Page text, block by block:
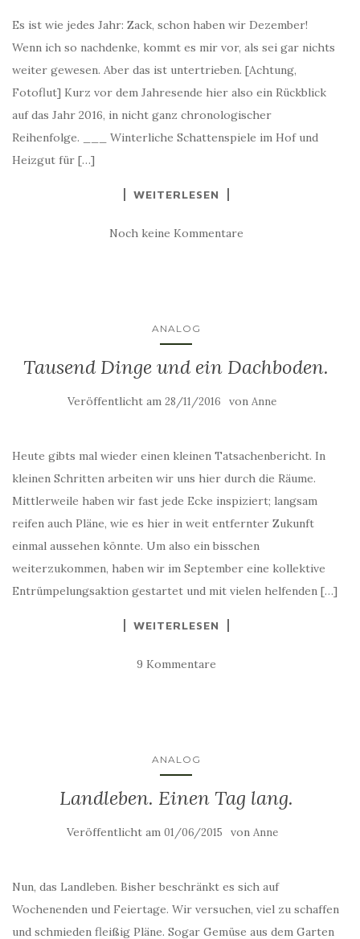
Es ist wie jedes Jahr: Zack, schon haben wir Dezember!
Wenn ich so nachdenke, kommt es mir vor, als sei gar nichts
weiter gewesen. Aber das ist untertrieben. [Achtung,
Fotoflut] Kurz vor dem Jahresende hier also ein Rückblick
auf das Jahr 2016, in nicht ganz chronologischer
Reihenfolge. ___ Winterliche Schattenspiele im Hof und
Heizgut für […]
WEITERLESEN
Noch keine Kommentare
ANALOG
Tausend Dinge und ein Dachboden.
Veröffentlicht am 28/11/2016 von Anne
Heute gibts mal wieder einen kleinen Tatsachenbericht. In
kleinen Schritten arbeiten wir uns hier durch die Räume.
Mittlerweile haben wir fast jede Ecke inspiziert; langsam
reifen auch Pläne, wie es hier in weit entfernter Zukunft
einmal aussehen könnte. Um also ein bisschen
weiterzukommen, haben wir im September eine kollektive
Entrümpelungsaktion gestartet und mit vielen helfenden […]
WEITERLESEN
9 Kommentare
ANALOG
Landleben. Einen Tag lang.
Veröffentlicht am 01/06/2015 von Anne
Nun, das Landleben. Bisher beschränkt es sich auf
Wochenenden und Feiertage. Wir versuchen, viel zu schaffen
und schmieden fleißig Pläne. Sogar Gemüse aus dem Garten